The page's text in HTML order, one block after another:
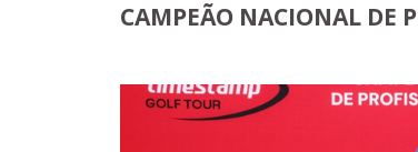
CAMPEÃO NACIONAL DE